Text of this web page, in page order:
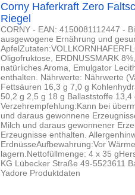
Corny Haferkraft Zero
Riegel
CORNY - EAN: 4150081112447 -
ausgewogene Ernährung und
Oligofruktose, ERDNUSSMARK
natürliches Aroma, Emulgator
enthalten. Nährwerte: Nährwerte
Fettsäuren 16,3 g 7,0 g
50,2 g 2,5 g 18 g Ballaststoffe
Verzehrempfehlung:Kann bei
und daraus gewonnene
Milch und daraus gewonnener
Erzeugnisse enthalten.
ErdnüsseAufbewahrung:Vor
lagern.Nettofüllmenge: 4 x 35
KG Lübecker Straße 49-5523611
Yadore Produktdaten